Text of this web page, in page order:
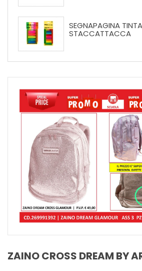
SEGNAPAGINA
STACCATTACCA
ZAINO CROSS DREAM BY